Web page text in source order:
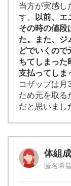
当方が実感し
す。 以前、エ
その時の値段
た。また、ジ
どでいくので
ちてしまった
支払ってしま
コザップは
ため元を取る
だと思いまし
体組
匿名希